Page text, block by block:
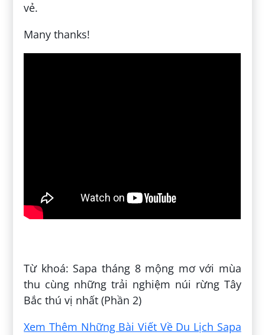
vẻ.
Many thanks!
Từ khoá: Sapa tháng 8 mộng mơ với mùa
thu cùng những trải nghiệm núi rừng Tây
Bắc thú vị nhất (Phần 2)
Xem Thêm Những Bài Viết Về Du Lịch Sapa